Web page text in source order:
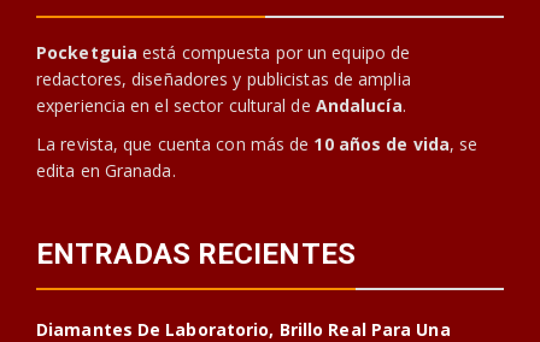
Pocketguia está compuesta por un equipo de
redactores, diseñadores y publicistas de amplia
experiencia en el sector cultural de Andalucía.
La revista, que cuenta con más de 10 años de vida, se
edita en Granada.
ENTRADAS RECIENTES
Diamantes De Laboratorio, Brillo Real Para Una